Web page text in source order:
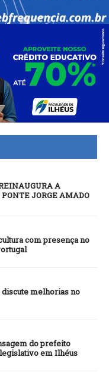
A
JORGE AMADO
com presença no
melhorias no
do prefeito
em Ilhéus